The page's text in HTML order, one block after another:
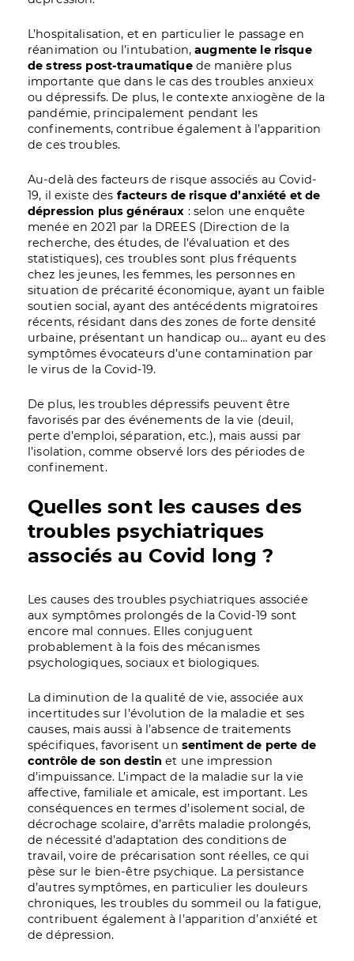
L’hospitalisation, et en particulier le passage en
réanimation ou l’intubation,augmente le risque
de stress post-traumatiquede manière plus
importante que dans le cas des troubles anxieux
ou dépressifs. De plus, le contexte anxiogène de la
pandémie, principalement pendant les
confinements, contribue également à l’apparition
de ces troubles.
Au-delà des facteurs de risque associés au Covid-
19, il existe des facteurs de risque d’anxiété et de
dépression plus généraux : selon une enquête
menée en 2021 par la DREES (Direction de la
recherche, des études, de l'évaluation et des
statistiques), ces troubles sont plus fréquents
chez les jeunes, les femmes, les personnes en
situation de précarité économique, ayant un faible
soutien social, ayant des antécédents migratoires
récents, résidant dans des zones de forte densité
urbaine, présentant un handicap ou… ayant eu des
symptômes évocateurs d’une contamination par
le virus de la Covid-19.
De plus, les troubles dépressifs peuvent être
favorisés par des événements de la vie (deuil,
perte d’emploi, séparation, etc.), mais aussi par
l’isolation, comme observé lors des périodes de
confinement.
Quelles sont les causes des
troubles psychiatriques
associés au Covid long ?
Les causes des troubles psychiatriques associée
aux symptômes prolongés de la Covid-19 sont
encore mal connues. Elles conjuguent
probablement à la fois des mécanismes
psychologiques, sociaux et biologiques.
La diminution de la qualité de vie, associée aux
incertitudes sur l’évolution de la maladie et ses
causes, mais aussi à l’absence de traitements
spécifiques, favorisent un sentiment de perte de
contrôle de son destin et une impression
d’impuissance. L’impact de la maladie sur la vie
affective, familiale et amicale, est important. Les
conséquences en termes d’isolement social, de
décrochage scolaire, d’arrêts maladie prolongés,
de nécessité d’adaptation des conditions de
travail, voire de précarisation sont réelles, ce qui
pèse sur le bien-être psychique. La persistance
d’autres symptômes, en particulier les douleurs
chroniques, les troubles du sommeil ou la fatigue,
contribuent également à l’apparition d’anxiété et
de dépression.